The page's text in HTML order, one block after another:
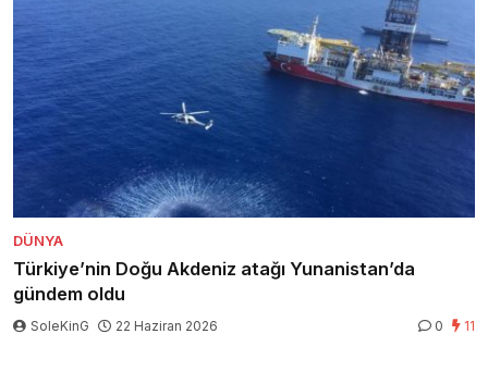
DÜNYA
Türkiye’nin Doğu Akdeniz atağı Yunanistan’da
gündem oldu
SoleKinG 22 Haziran 2026 0 11